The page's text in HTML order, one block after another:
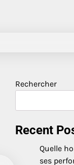
Rechercher
Recent
Quelle
ses